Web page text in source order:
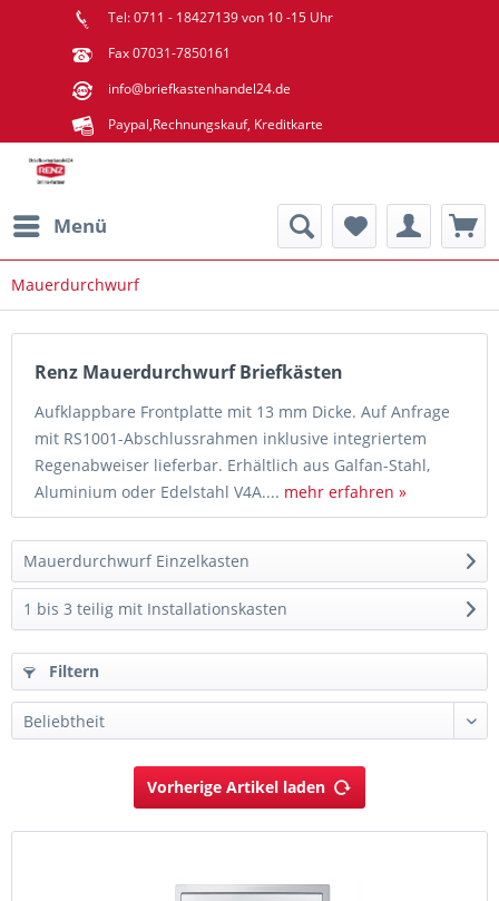
Tel: 0711 - 18427139 von 10 -15 Uhr
Fax 07031-7850161
info@briefkastenhandel24.de
Paypal,Rechnungskauf, Kreditkarte
Menü
Mauerdurchwurf
Renz Mauerdurchwurf Briefkästen
Aufklappbare Frontplatte mit 13 mm Dicke. Auf Anfrage
mit RS1001-Abschlussrahmen inklusive integriertem
Regenabweiser lieferbar. Erhältlich aus Galfan-Stahl,
Aluminium oder Edelstahl V4A.... mehr erfahren »
Mauerdurchwurf Einzelkasten
1 bis 3 teilig mit Installationskasten
Filtern
Vorherige Artikel laden